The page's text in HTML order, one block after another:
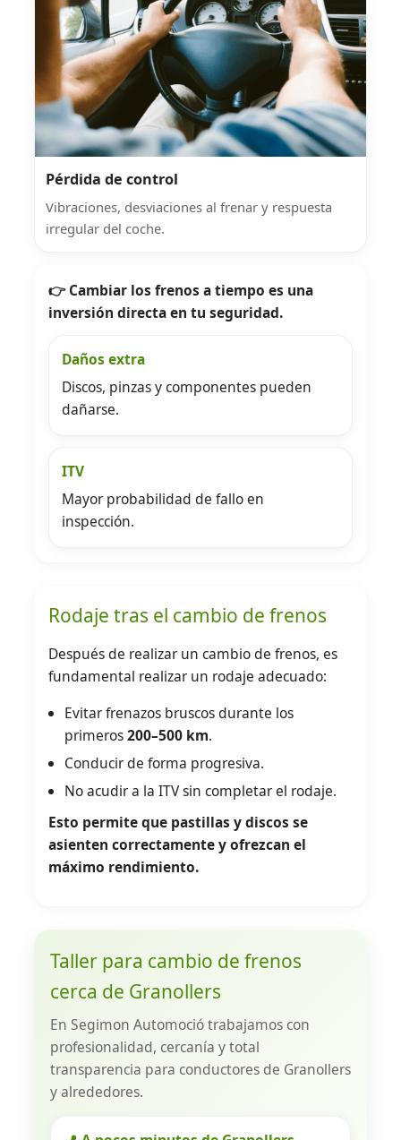
Pérdida de control
Vibraciones, desviaciones al frenar y respuesta
irregular del coche.
👉 Cambiar los frenos a tiempo es una
inversión directa en tu seguridad.
Daños extra
Discos, pinzas y componentes pueden
dañarse.
ITV
Mayor probabilidad de fallo en
inspección.
Rodaje tras el cambio de frenos
Después de realizar un cambio de frenos, es
fundamental realizar un rodaje adecuado:
Evitar frenazos bruscos durante los
primeros200–500 km.
Conducir de forma progresiva.
No acudir a la ITV sin completar el rodaje.
Esto permite que pastillas y discos se
asienten correctamente y ofrezcan el
máximo rendimiento.
Taller para cambio de frenos
cerca de Granollers
En Segimon Automoció trabajamos con
profesionalidad, cercanía y total
transparencia para conductores de Granollers
y alrededores.